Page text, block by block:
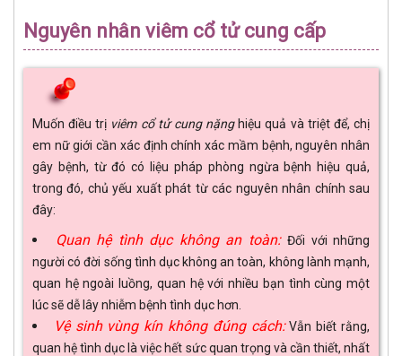
Nguyên nhân viêm cổ tử cung cấp
Muốn điều trị viêm cổ tử cung nặnghiệu quả và triệt để, chị
em nữ giới cần xác định chính xác mầm bệnh, nguyên nhân
gây bệnh, từ đó có liệu pháp phòng ngừa bệnh hiệu quả,
trong đó, chủ yếu xuất phát từ các nguyên nhân chính sau
đây:
Quan hệ tình dục không an toàn: Đối với những
người có đời sống tình dục không an toàn, không lành mạnh,
quan hệ ngoài luồng, quan hệ với nhiều bạn tình cùng một
lúc sẽ dễ lây nhiễm bệnh tình dục hơn.
Vệ sinh vùng kín không đúng cách:Vẫn biết rằng,
quan hệ tình dục là việc hết sức quan trọng và cần thiết, nhất